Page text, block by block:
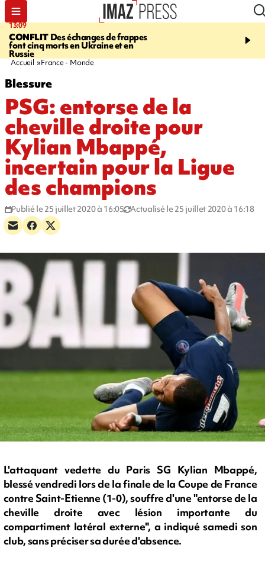
13:09
CONFLIT Des échanges de frappes
font cinq morts en Ukraine et en
Russie
17:14
Quatre
européennes pour les
Accueil France - Monde
Blessure
PSG: entorse de la
cheville droite pour
Kylian Mbappé,
incertain pour la Ligue
des champions
Publié le 25 juillet 2020 à 16:05 Actualisé le 25 juillet 2020 à 16:18
L'attaquant vedette du Paris SG Kylian Mbappé,
blessé vendredi lors de la finale de la Coupe de France
contre Saint-Etienne (1-0), souffre d'une "entorse de la
cheville droite avec lésion importante du
compartiment latéral externe", a indiqué samedi son
club, sans préciser sa durée d'absence.